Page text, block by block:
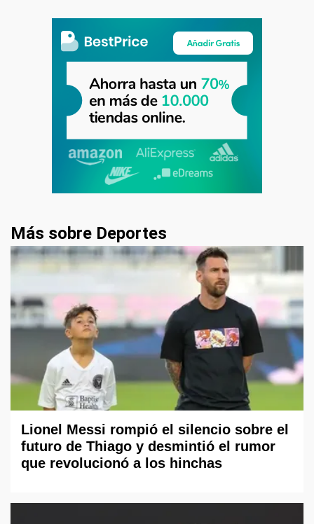
Más sobre Deportes
Lionel Messi rompió el silencio sobre el
futuro de Thiago y desmintió el rumor
que revolucionó a los hinchas